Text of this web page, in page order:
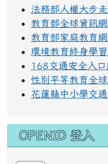
法務部人權大步走
教育部全球資訊網
教育部家庭教育網
環境教育終身學
168交通安全入口
性別平等教育全
花蓮縣中小學交
OPENID 登入